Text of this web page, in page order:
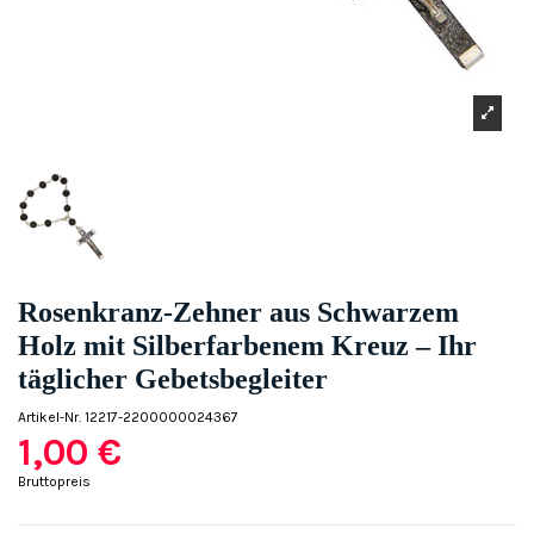
Rosenkranz-Zehner aus Schwarzem
Holz mit Silberfarbenem Kreuz – Ihr
täglicher Gebetsbegleiter
Artikel-Nr. 12217-2200000024367
1,00 €
Bruttopreis